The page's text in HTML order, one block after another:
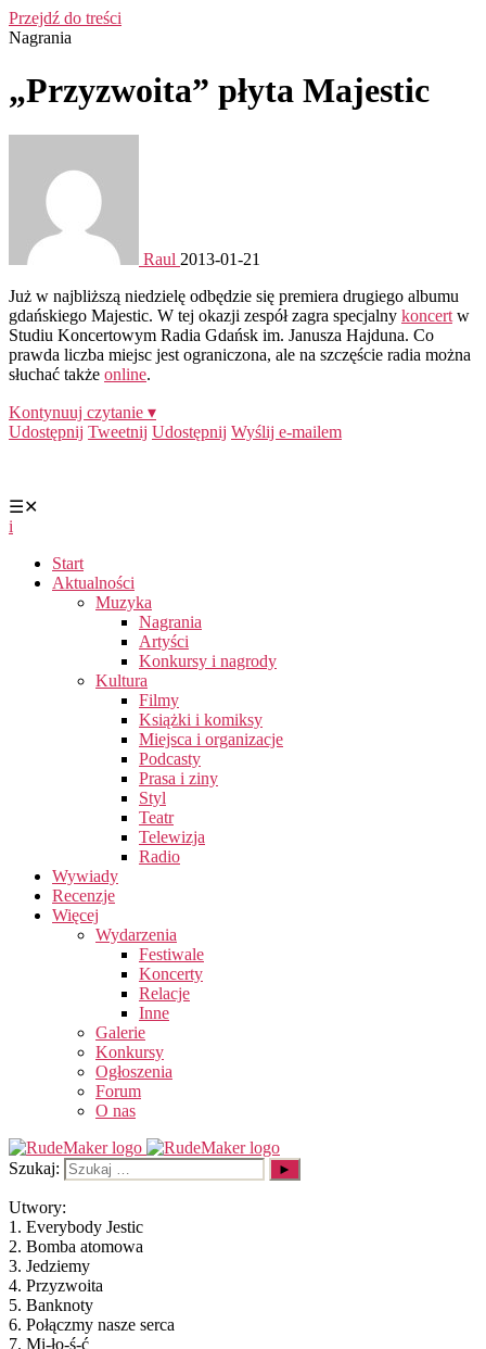
Przejdź do treści
Nagrania
„Przyzwoita” płyta Majestic
Raul 2013-01-21
Już w najbliższą niedzielę odbędzie się premiera drugiego albumu
gdańskiego Majestic. W tej okazji zespół zagra specjalny koncert w
Studiu Koncertowym Radia Gdańsk im. Janusza Hajduna. Co
prawda liczba miejsc jest ograniczona, ale na szczęście radia można
słuchać także online.
Kontynuuj czytanie ▾
Udostępnij Tweetnij Udostępnij Wyślij e-mailem
☰✕
i
Start
Aktualności
Muzyka
Nagrania
Artyści
Konkursy i nagrody
Kultura
Filmy
Książki i komiksy
Miejsca i organizacje
Podcasty
Prasa i ziny
Styl
Teatr
Telewizja
Radio
Wywiady
Recenzje
Więcej
Wydarzenia
Festiwale
Koncerty
Relacje
Inne
Galerie
Konkursy
Ogłoszenia
Forum
O nas
Szukaj:
Utwory:
1. Everybody Jestic
2. Bomba atomowa
3. Jedziemy
4. Przyzwoita
5. Banknoty
6. Połączmy nasze serca
7. Mi-ło-ś-ć